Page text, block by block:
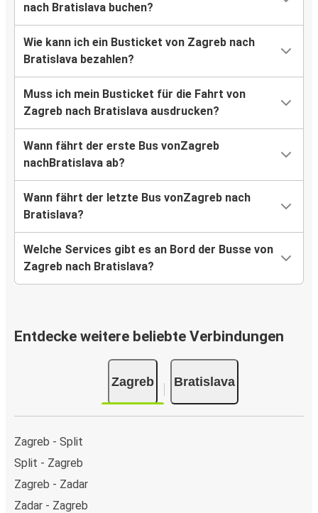
nach Bratislava buchen?
Wie kann ich ein Busticket von Zagreb nach
Bratislava bezahlen?
Muss ich mein Busticket für die Fahrt von
Zagreb nach Bratislava ausdrucken?
Wann fährt der erste Bus vonZagreb
nachBratislava ab?
Wann fährt der letzte Bus vonZagreb nach
Bratislava?
Welche Services gibt es an Bord der Busse von
Zagreb nach Bratislava?
Entdecke weitere beliebte Verbindungen
Zagreb Bratislava
Zagreb - Split
Split - Zagreb
Zagreb - Zadar
Zadar - Zagreb